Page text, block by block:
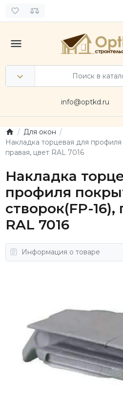
info@optkd.ru
Для окон
Накладка торцевая для профиля
правая, цвет RAL 7016
Накладка
профиля
створок(FP-16),
RAL 7016
Информация о товаре